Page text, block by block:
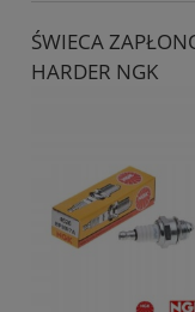
ŚWIECA
HARDER NGK